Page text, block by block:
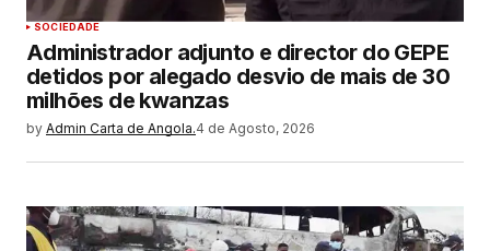
SOCIEDADE
Administrador adjunto e director do GEPE
detidos por alegado desvio de mais de 30
milhões de kwanzas
by Admin Carta de Angola.4 de Agosto, 2026